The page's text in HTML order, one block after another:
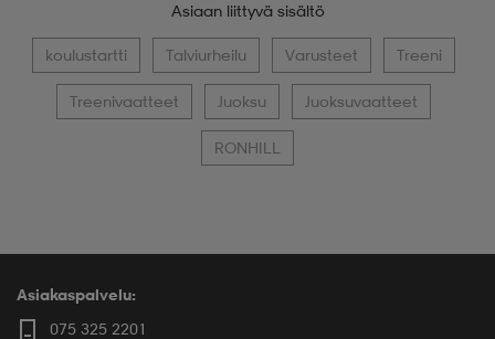
Asiaan liittyvä sisältö
koulustartti Talviurheilu Varusteet Treeni
Treenivaatteet Juoksu Juoksuvaatteet
RONHILL
Asiakaspalvelu:
075 325 2201